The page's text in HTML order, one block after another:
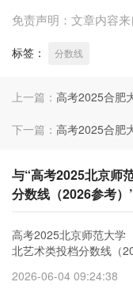
免责声明：文章内容
标签： 分数线
上一篇： 高考2025合肥
下一篇： 高考2025合肥
与“高考2025北京师
分数线（2026参考）
高考2025北京师范大学
北艺术类投档分数线（
2026-06-04 09:24:38